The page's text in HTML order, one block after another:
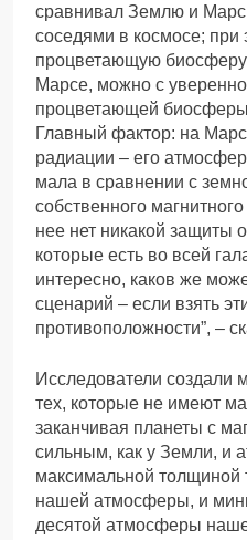
сравнивал Землю и
соседями в космосе;
процветающую
Марсе, можно с
процветающей биосферы
Главный фактор: на
радиации – его
мала в сравнении с
собственного
нее нет никакой защиты
которые есть во всей
интересно, каков же
сценарий – если взять
противоположности”, –
Исследователи создали
тех, которые не имеют
заканчивая планеты с
сильным, как у Земли, и
максимальной толщиной
нашей атмосферы, и
десятой атмосферы